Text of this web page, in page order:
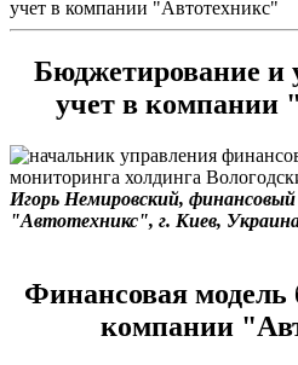
учет в компании "Автотехникс"
Бюджетирование и
учет в компании
Игорь Немировский,
"Автотехникс", г. Киев,
Финансовая
компании